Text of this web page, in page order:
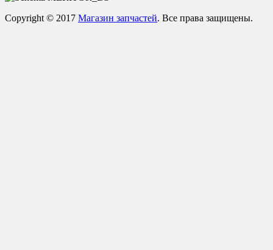
Copyright © 2017 Магазин запчастей. Все права защищены.